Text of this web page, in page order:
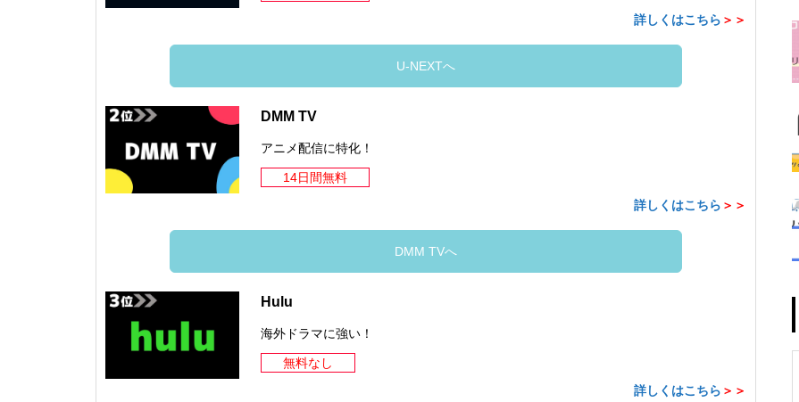
詳しくはこちら ＞＞
U-NEXTへ
DMM TV
アニメ配信に特化！
14日間無料
詳しくはこちら ＞＞
DMM TVへ
Hulu
海外ドラマに強い！
無料なし
詳しくはこちら ＞＞